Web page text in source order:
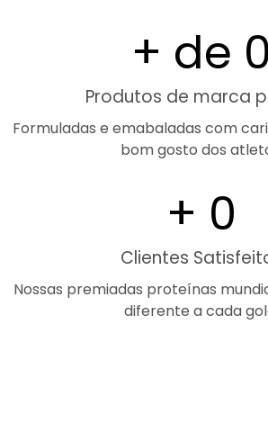
Produtos de marca
+ de 0
Formuladas e emabaladas com
bom gosto dos
Clientes
+ 0
Nossas premiadas proteínas
diferente a cada